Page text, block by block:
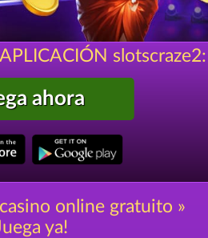
slotscraze2:
ahora
online gratuito »
ya!